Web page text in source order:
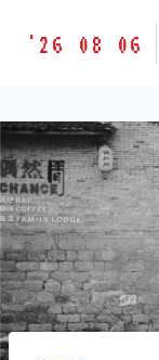
胶
味
道
LETSFILM
'26 08 06